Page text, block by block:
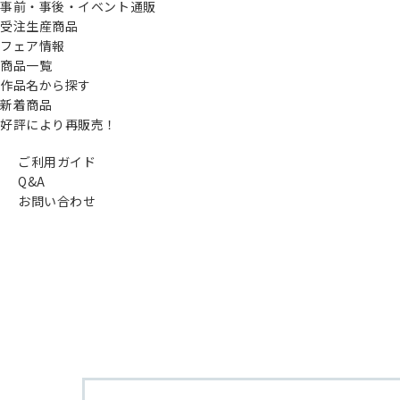
事前・事後・イベント通販
受注生産商品
フェア情報
商品一覧
作品名から探す
新着商品
好評により再販売！
ご利用ガイド
Q&A
お問い合わせ